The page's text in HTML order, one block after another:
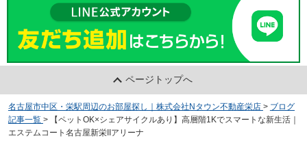
ページトップへ
名古屋市中区・栄駅周辺のお部屋探し｜株式会社Nタウン不動産栄店 > ブログ
記事一覧 >
【ペットOK×シェアサイクルあり】高層階1Kでスマートな新生活｜
エステムコート名古屋新栄IIアリーナ